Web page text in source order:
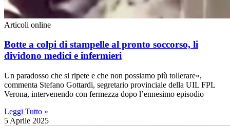
Articoli online
Botte a colpi di stampelle al pronto soccorso, li
dividono medici e infermieri
Un paradosso che si ripete e che non possiamo più tollerare»,
commenta Stefano Gottardi, segretario provinciale della UIL FPL
Verona, intervenendo con fermezza dopo l’ennesimo episodio
Leggi Tutto »
5 Aprile 2025